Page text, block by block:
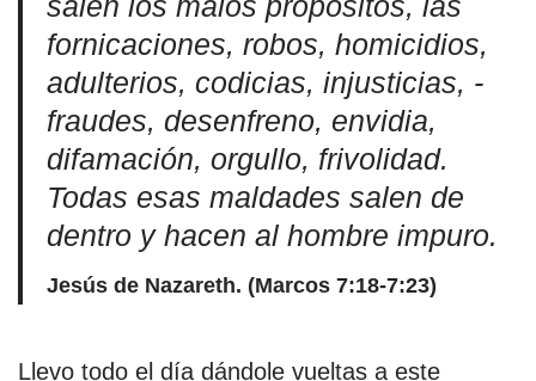
fornicaciones, robos, homicidios,
adulterios, codicias, injusticias, -
fraudes, desenfreno, envidia,
difamación, orgullo, frivolidad.
Todas esas maldades salen de
dentro y hacen al hombre impuro.
Jesús de Nazareth. (Marcos 7:18-7:23)
Llevo todo el día dándole vueltas a este